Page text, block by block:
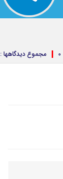
مجموع دیدگاهها : 0